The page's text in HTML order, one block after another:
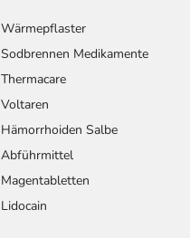
Wärmepflaster
Sodbrennen Medikamente
Thermacare
Voltaren
Hämorrhoiden Salbe
Abführmittel
Magentabletten
Lidocain